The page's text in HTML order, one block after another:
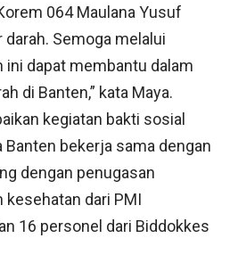
064 Maulana Yusuf
Semoga melalui
ini dapat membantu dalam
di Banten,” kata Maya.
kegiatan bakti sosial
Banten bekerja sama dengan
dengan penugasan
kesehatan dari PMI
16 personel dari Biddokkes